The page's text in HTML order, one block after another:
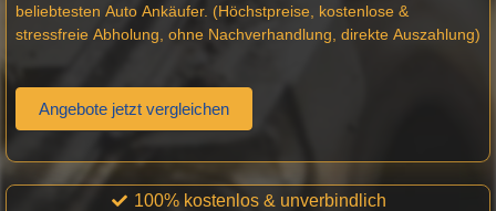
beliebtesten Auto Ankäufer. (Höchstpreise, kostenlose &
stressfreie Abholung, ohne Nachverhandlung, direkte Auszahlung)
Angebote jetzt vergleichen
100% kostenlos & unverbindlich